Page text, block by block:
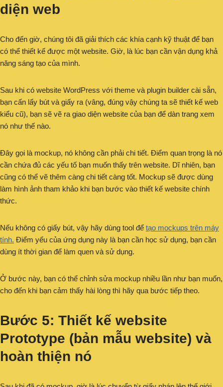
diện web
Cho đến giờ, chúng tôi đã giải thích các khía cạnh kỹ thuật để bạn
có thể thiết kế được một website. Giờ, là lúc bạn cần vận dụng khả
năng sáng tạo của mình.
Sau khi có website WordPress với theme và plugin builder cài sẵn,
bạn cấn lấy bút và giấy ra (vâng, đúng vậy chúng ta sẽ thiết kế web
kiểu cũ), bạn sẽ vẽ ra giao diện website của bạn để dàn trang xem
nó như thế nào.
Đây gọi là mockup, nó không cần phải chi tiết. Điểm quan trọng là nó
cần chứa đủ các yếu tố bạn muốn thấy trên website. Dĩ nhiên, bạn
cũng có thể vẽ thêm càng chi tiết càng tốt. Mockup sẽ được dùng
làm hình ảnh tham khảo khi bạn bước vào thiết kế website chính
thức.
Nếu không có giấy bút, vậy hãy dùng tool để tạo mockups trên máy
tính. Điểm yếu của ứng dụng này là bạn cần học sử dụng, bạn cần
dùng ít thời gian để làm quen và sử dụng.
Ở bước này, bạn có thể chỉnh sửa mockup nhiều lần như bạn muốn,
cho đến khi bạn cảm thấy hài lòng thì hãy qua bước tiếp theo.
Bước 5: Thiết kế website
Prototype (bản mẫu website) và
hoàn thiện nó